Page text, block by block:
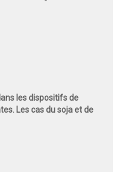
les dispositifs de
Les cas du soja et de